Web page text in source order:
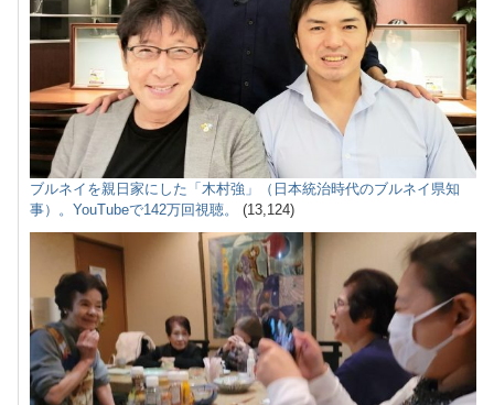
ブルネイを親日家にした「木村強」（日本統治時代のブルネイ県知
事）。YouTubeで142万回視聴。
(13,124)